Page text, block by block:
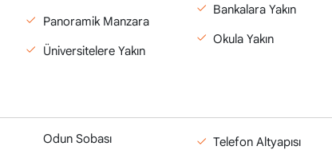
Panoramik Manzara
Üniversitelere Yakın
Bankalara Yakın
Okula Yakın
Odun Sobası Telefon Altyapısı